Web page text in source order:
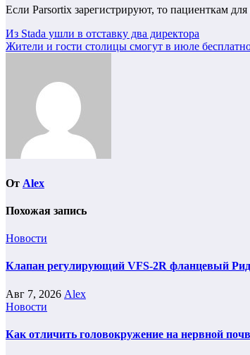
Если Parsortix зарегистрируют, то пациенткам
Навигация
по
Из Stada ушли в отставку два директора
Жители и гости столицы смогут в июле
От Alex
Похожая запись
Новости
Клапан регулирующий VFS-2R фланцевый
Авг 7, 2026 Alex
Новости
Как отличить головокружение на нервной